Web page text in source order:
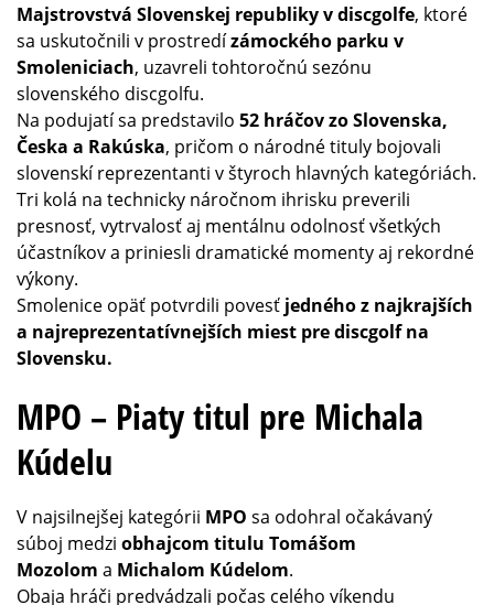
Majstrovstvá Slovenskej republiky v discgolfe, ktoré
sa uskutočnili v prostredízámockého parku v
Smoleniciach, uzavreli tohtoročnú sezónu
slovenského discgolfu.
Na podujatí sa predstavilo 52 hráčov zo Slovenska,
Česka a Rakúska, pričom o národné tituly bojovali
slovenskí reprezentanti v štyroch hlavných kategóriách.
Tri kolá na technicky náročnom ihrisku preverili
presnosť, vytrvalosť aj mentálnu odolnosť všetkých
účastníkov a priniesli dramatické momenty aj rekordné
výkony.
Smolenice opäť potvrdili povesť jedného z najkrajších
a najreprezentatívnejších miest pre discgolf na
Slovensku.
MPO – Piaty titul pre Michala
Kúdelu
V najsilnejšej kategórii MPO sa odohral očakávaný
súboj medzi obhajcom titulu Tomášom
Mozolom a Michalom Kúdelom.
Obaja hráči predvádzali počas celého víkendu